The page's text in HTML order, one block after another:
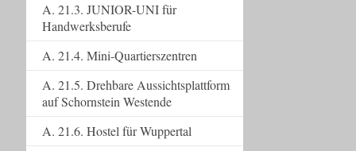
A. 21.3. JUNIOR-UNI für
Handwerksberufe
A. 21.4. Mini-Quartierszentren
A. 21.5. Drehbare Aussichtsplattform
auf Schornstein Westende
A. 21.6. Hostel für Wuppertal